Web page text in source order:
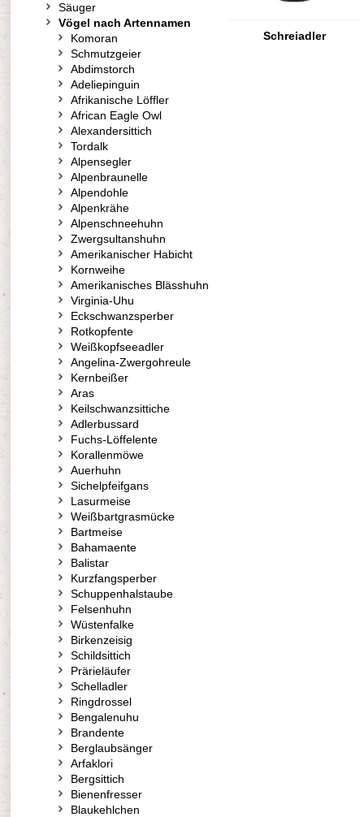
Schreiadler
Säuger
Vögel nach Artennamen
Komoran
Schmutzgeier
Abdimstorch
Adeliepinguin
Afrikanische Löffler
African Eagle Owl
Alexandersittich
Tordalk
Alpensegler
Alpenbraunelle
Alpendohle
Alpenkrähe
Alpenschneehuhn
Zwergsultanshuhn
Amerikanischer Habicht
Kornweihe
Amerikanisches Blässhuhn
Virginia-Uhu
Eckschwanzsperber
Rotkopfente
Weißkopfseeadler
Angelina-Zwergohreule
Kernbeißer
Aras
Keilschwanzsittiche
Adlerbussard
Fuchs-Löffelente
Korallenmöwe
Auerhuhn
Sichelpfeifgans
Lasurmeise
Weißbartgrasmücke
Bartmeise
Bahamaente
Balistar
Kurzfangsperber
Schuppenhalstaube
Felsenhuhn
Wüstenfalke
Birkenzeisig
Schildsittich
Prärieläufer
Schelladler
Ringdrossel
Bengalenuhu
Brandente
Berglaubsänger
Arfaklori
Bergsittich
Bienenfresser
Blaukehlchen